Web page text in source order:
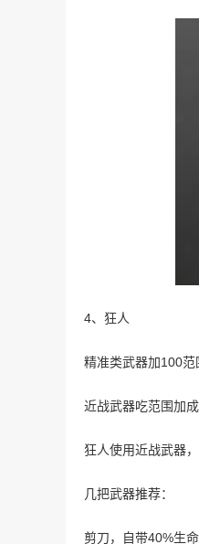
4、狂人
精准类武器加100范
近战武器吃范围加
狂人使用近战武器
几把武器推荐：
剪刀，自带40%生命